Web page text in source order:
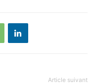
Article suivant